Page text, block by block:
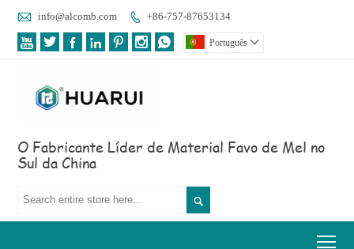
 info@alcomb.com  +86-757-87653134
       Português 
O Fabricante Líder de Material Favo de Mel no
Sul da China
